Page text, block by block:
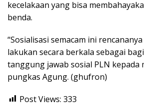
kecelakaan yang bisa
benda.
“Sosialisasi semacam ini
lakukan secara berkala sebagai
tanggung jawab sosial PLN kepada
pungkas Agung. (ghufron)
Post Views: 333